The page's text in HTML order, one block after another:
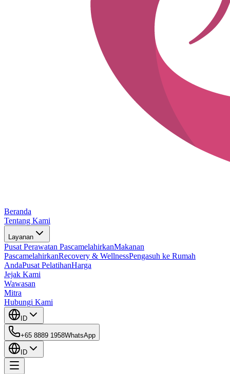
Beranda
Tentang Kami
Layanan
Pusat Perawatan PascamelahirkanMakanan
PascamelahirkanRecovery & WellnessPengasuh ke Rumah
AndaPusat PelatihanHarga
Jejak Kami
Wawasan
Mitra
Hubungi Kami
ID
+65 8889 1958WhatsApp
ID